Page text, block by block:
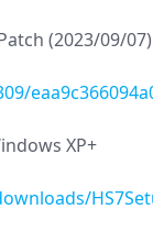
(2023/09/
XP+